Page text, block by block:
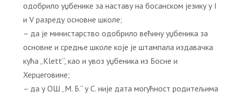
одобрило уџбенике за наставу на босанском језику у I
и V разреду основне школе;
– да је министарство одобрило већину уџбеника за
основне и средње школе које је штампала издавачка
кућа „Klеtt“, као и увоз уџбеника из Босне и
Херцеговине;
– да у ОШ „М. Б.“ у С. није дата могућност родитељима